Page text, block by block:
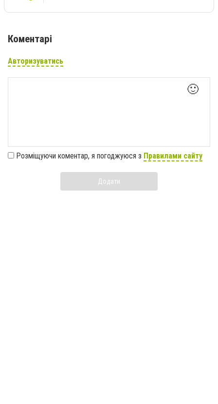
Коментарі
Авторизуватись
🙂
Розміщуючи коментар, я погоджуюся з Правилами сайту
Додати